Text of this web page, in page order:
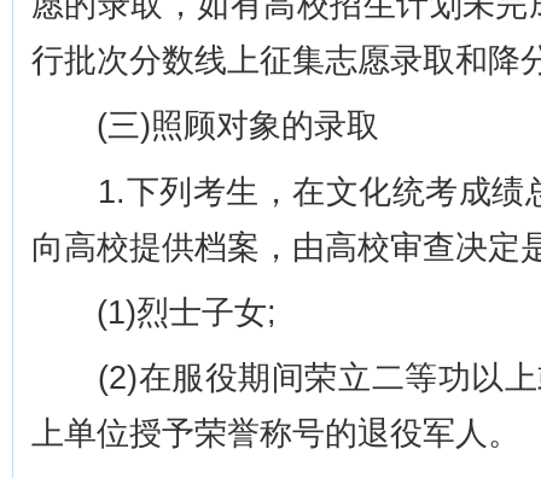
行批次分数线上征集志愿录取和降
(三)照顾对象的录取
1.下列考生，在文化统考成绩
向高校提供档案，由高校审查决定
(1)烈士子女;
(2)在服役期间荣立二等功以上
上单位授予荣誉称号的退役军人。